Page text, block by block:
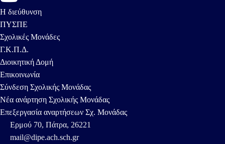
Η διεύθυνση
ΠΥΣΠΕ
Σχολικές Μονάδες
Γ.Κ.Π.Δ.
Διοικητική Δομή
Επικοινωνία
Σύνδεση Σχολικής Μονάδας
Νέα ανάρτηση Σχολικής Μονάδας
Επεξεργασία αναρτήσεων Σχ. Μονάδας
Ερμού 70, Πάτρα, 26221
mail@dipe.ach.sch.gr